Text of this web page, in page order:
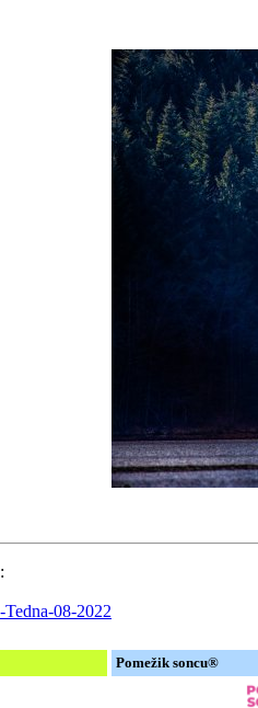
08-2022
Pomežik soncu®